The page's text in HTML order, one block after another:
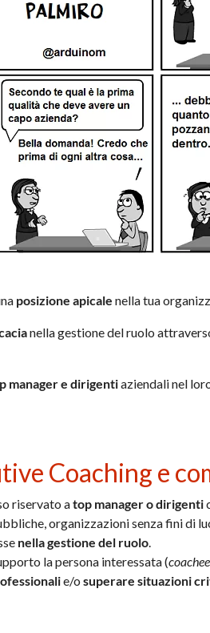
posizione apicale nella tua
nella gestione del ruolo
manager e dirigentiaziendali nel
Coaching e
riservato atop manager o dirigenti
organizzazioni senza fini di
nella gestione del ruolo.
la persona interessata (coachee
e/osuperare situazioni